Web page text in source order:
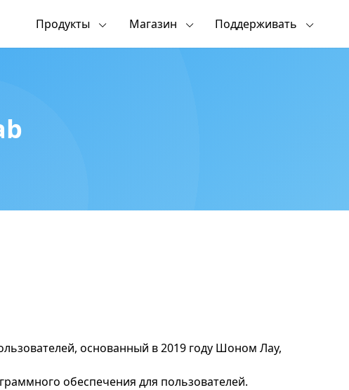
Продукты Магазин Поддерживать
основанный в 2019 году Шоном Лау,
обеспечения для пользователей.